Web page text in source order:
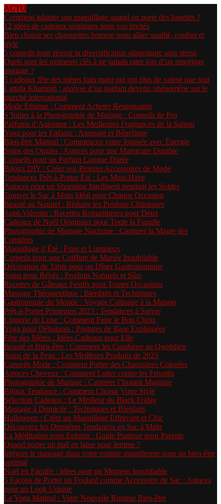
ACTU
Comment adapter son maquillage quand on porte des lunettes ?
12 idées de cadeaux originaux pour vos invités
Bien choisir ses chaussettes homme pour allier qualité, confort et
style
5 conseils pour réussir la diversification alimentaire sans stress
Quels sont les moments clés à ne jamais rater lors d’un reportage
mariage ?
5 cadeaux fête des mères faits main qui ont plus de valeur que tout
Lattafa Khamrah : analyse d’un parfum devenu phénomène sur le
marché international
Mode Éthique : Comment Acheter Responsable
S’Initier à la Photographie de Mariage : Conseils de Pro
Parfums d’Automne : Les Meilleures Fragrances de la Saison
Yoga pour les Enfants : Amusant et Bénéfique
Bien-être Matinal : Commencez votre Journée avec Énergie
Soins des Ongles : Astuces pour une Manucure Durable
Conseils pour un Parfum Longue Durée
Bijoux DIY : Créer vos Propres Accessoires de Mode
Tendances Prêt-à-Porter Été : Les Must-Have
Astuces pour un Shopping Intelligent pendant les Soldes
Trouver le Sac à Main Idéal pour Chaque Occasion
Beauté au Naturel : Réduire les Produits Chimiques
Saint-Valentin : Recettes Romantiques pour Deux
Cadeaux de Noël Originaux pour Toute la Famille
Photographie de Mariage Nocturne : Capturer la Magie des
Lumières
Maquillage d’Été : Frais et Lumineux
Conseils pour une Coiffure de Mariée Inoubliable
Décoration de Table pour un Dîner Gastronomique
Soins pour Bébés : Produits Naturels et Sûrs
Recettes de Gâteaux Festifs pour Toutes Occasions
Massage Thérapeutique : Bienfaits et Techniques
Gastronomie du Monde : Voyage Culinaire à la Maison
Prêt-à-Porter Printemps 2023 : Tendances à Suivre
Lingerie de Luxe : Comment Faire le Bon Choix
Yoga pour Débutants : Postures de Base Expliquées
Fête des Mères : Idées Cadeaux pour Elle
Beauté et Bien-être : Comment les Combiner au Quotidien
Soins de la Peau : Les Meilleurs Produits de 2023
Conseils Mode : Comment Porter des Chaussures Colorées
Astuces Cheveux : Comment Lutter contre les Frisottis
Photographie de Mariage : Capturer l’Instant Magique
Bijoux Tendance : Comment Choisir Votre Style
Sélection Cadeaux : Le Meilleur du Black Friday
Massage à Domicile : Techniques et Bienfaits
Halloween : Créer un Maquillage Effrayant et Chic
Découvrez les Dernières Tendances en Sac à Main
La Méditation pour Enfants : Guide Pratique pour Parents
Quand porter un pull en laine pour femme ?
Intégrer le massage dans votre routine quotidienne pour un bien-être
optimal
Noël en Famille : Idées pour un Moment Inoubliable
5 Façons de Porter un Foulard comme Accessoire de Sac : Astuces
pour un Look Unique
Le Yoga Matinal : Votre Nouvelle Routine Bien-être